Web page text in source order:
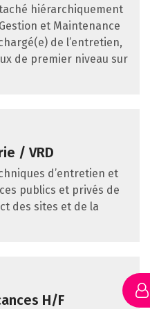
hiérarchiquement
et Maintenance
de l’entretien,
de premier niveau sur
/ VRD
d’entretien et
publics et privés de
des sites et de la
H/F